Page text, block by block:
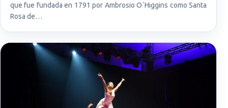
que fue fundada en 1791 por Ambrosio O´Higgins como Santa
Rosa de…